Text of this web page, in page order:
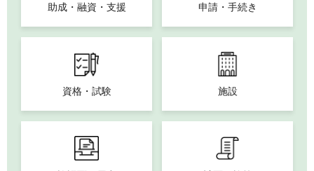
助成・融資・支援 申請・手続き
資格・試験 施設